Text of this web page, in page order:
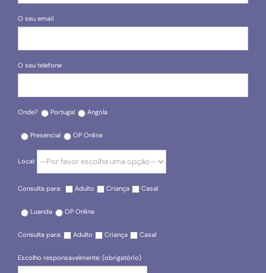
O seu email
O seu telefone
Onde? Portugal Angola
Presencial OP Online
Local:
Consulta para: Adulto Criança Casal
Luanda OP Online
Consulta para: Adulto Criança Casal
Escolho responsavelmente: (obrigatório)